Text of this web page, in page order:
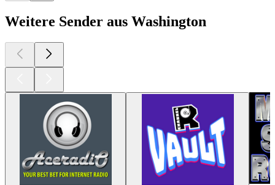
Weitere Sender aus Washington